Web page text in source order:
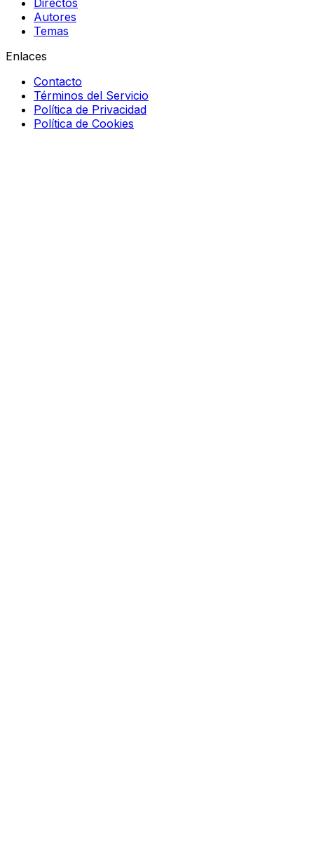
Directos
Autores
Temas
Enlaces
Contacto
Términos del Servicio
Política de Privacidad
Política de Cookies